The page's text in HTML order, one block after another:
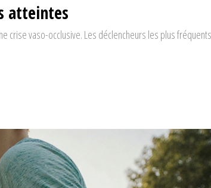
atteintes
crise vaso-occlusive. Les déclencheurs les plus